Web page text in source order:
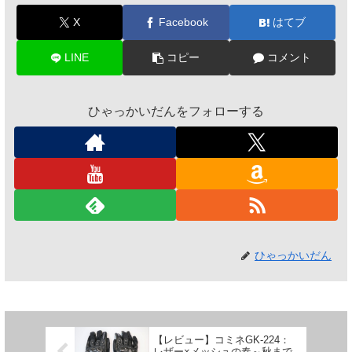
X Facebook はてブ
LINE コピー コメント
ひゃっかいだんをフォローする
ひゃっかいだん
【レビュー】コミネGK-224：